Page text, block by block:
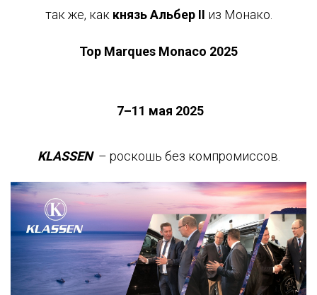
так же, как князь Альбер II из Монако.
Top Marques Monaco 2025
7–11 мая 2025
KLASSEN – роскошь без компромиссов.